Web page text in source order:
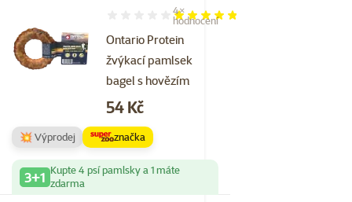
Ontario Protein
žvýkací pamlsek
bagel s hovězím
Hodnocení 95%, počet hodnocení: 4
4×
hodnocení
Cena
54 Kč
💥 Výprodej značka
3+1 Kupte 4 psí pamlsky a 1 máte
zdarma